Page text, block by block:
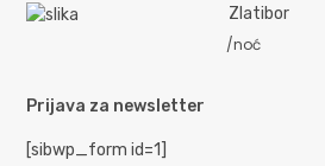
Zlatibor
/noć
Prijava za newsletter
[sibwp_form id=1]